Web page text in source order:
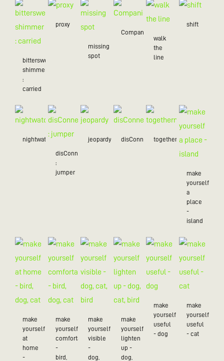
bittersweet
shimmer
:
carried
proxy
missing
spot
Companion
walk
the
line
shift
nightwatch
disConnected
:
jumper
jeopardy disConnectedtogetherness
make
yourself
a
place
-
island
make
yourself
at
home
-
make
yourself
comfortable
-
bird,
make
yourself
visible
-
dog,
make
yourself
lighten
up -
dog,
make
yourself
useful
- dog
make
yourself
useful
- cat